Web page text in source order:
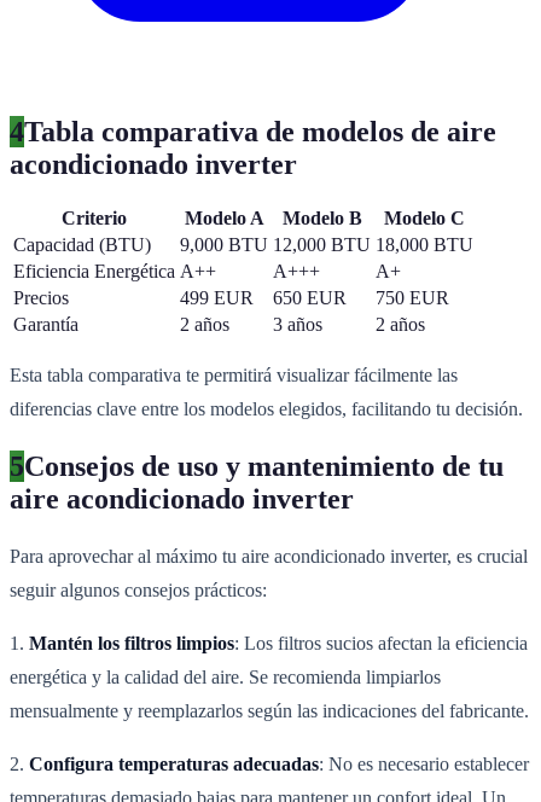
4Tabla comparativa de modelos de aire
acondicionado inverter
Criterio Modelo A Modelo B
Modelo C
Capacidad (BTU)
9,000 BTU 12,000 BTU 18,000 BTU
Eficiencia Energética A++ A+++
A+
Precios
499 EUR 650 EUR
750 EUR
Garantía
2 años 3 años 2 años
Esta tabla comparativa te permitirá visualizar fácilmente las
diferencias clave entre los modelos elegidos, facilitando tu decisión.
5Consejos de uso y mantenimiento de tu
aire acondicionado inverter
Para aprovechar al máximo tu aire acondicionado inverter, es crucial
seguir algunos consejos prácticos:
1. Mantén los filtros limpios: Los filtros sucios afectan la eficiencia
energética y la calidad del aire. Se recomienda limpiarlos
mensualmente y reemplazarlos según las indicaciones del fabricante.
2. Configura temperaturas adecuadas: No es necesario establecer